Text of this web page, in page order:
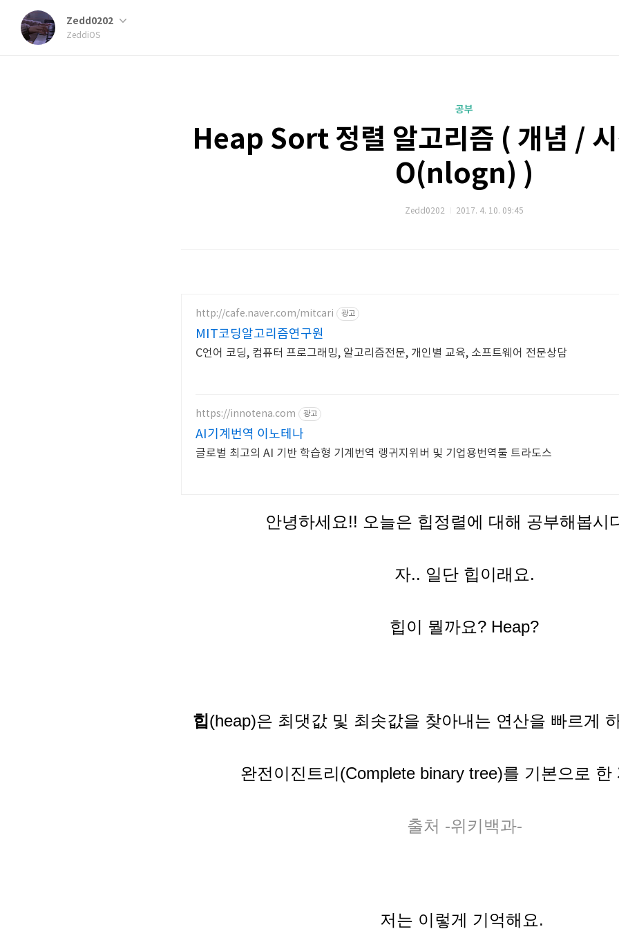
Zedd0202
ZeddiOS
공부
Heap Sort 정렬 알고리즘 ( 개념 /
O(nlogn) )
Zedd0202 2017. 4. 10. 09:45
http://cafe.naver.com/mitcari 광고
MIT코딩알고리즘연구원
C언어 코딩, 컴퓨터 프로그래밍, 알고리즘전문, 개인별 교육, 소프트웨어 전문상담
https://innotena.com 광고
AI기계번역 이노테나
글로벌 최고의 AI 기반 학습형 기계번역 랭귀지위버 및 기업용번역툴 트라도스
안녕하세요!! 오늘은 힙정렬에 대해 공부해봅시
자.. 일단 힙이래요.
힙이 뭘까요? Heap?
힙(heap)은 최댓값 및 최솟값을 찾아내는 연산을 빠르게
완전이진트리 (Complete binary tree)를 기본으로 한
출처 -위키백과-
저는 이렇게 기억해요.